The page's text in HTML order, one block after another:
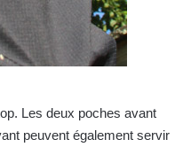
Les deux poches avant
peuvent également servir